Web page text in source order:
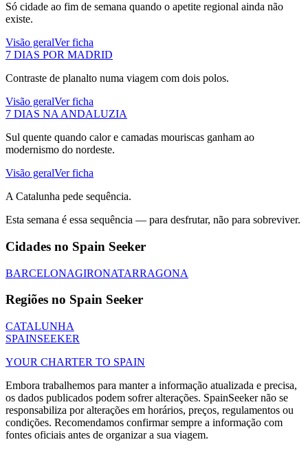
Só cidade ao fim de semana quando o apetite regional ainda não
existe.
Visão geralVer ficha
7 DIAS POR MADRID
Contraste de planalto numa viagem com dois polos.
Visão geralVer ficha
7 DIAS NA ANDALUZIA
Sul quente quando calor e camadas mouriscas ganham ao
modernismo do nordeste.
Visão geralVer ficha
A Catalunha pede sequência.
Esta semana é essa sequência — para desfrutar, não para sobreviver.
Cidades no Spain Seeker
BARCELONAGIRONATARRAGONA
Regiões no Spain Seeker
CATALUNHA
SPAINSEEKER
YOUR CHARTER TO SPAIN
Embora trabalhemos para manter a informação atualizada e precisa,
os dados publicados podem sofrer alterações. SpainSeeker não se
responsabiliza por alterações em horários, preços, regulamentos ou
condições. Recomendamos confirmar sempre a informação com
fontes oficiais antes de organizar a sua viagem.